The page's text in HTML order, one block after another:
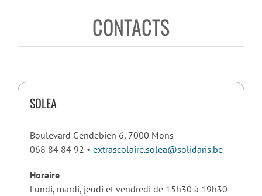
CONTACTS
SOLEA
Boulevard Gendebien 6, 7000 Mons
068 84 84 92 • extrascolaire.solea@solidaris.be
Horaire
Lundi, mardi, jeudi et vendredi de 15h30 à 19h30